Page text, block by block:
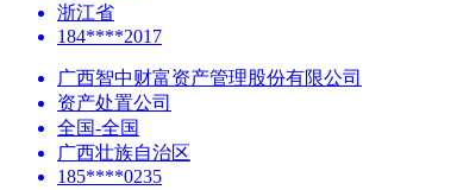
浙江省
184****2017
广西智中财富资产管理股份有限公司
资产处置公司
全国-全国
广西壮族自治区
185****0235